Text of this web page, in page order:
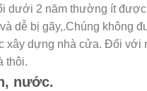
dưới 2 năm thường ít
dễ bị gãy,.Chúng không
xây dựng nhà cửa. Đối với
thôi.
nước.